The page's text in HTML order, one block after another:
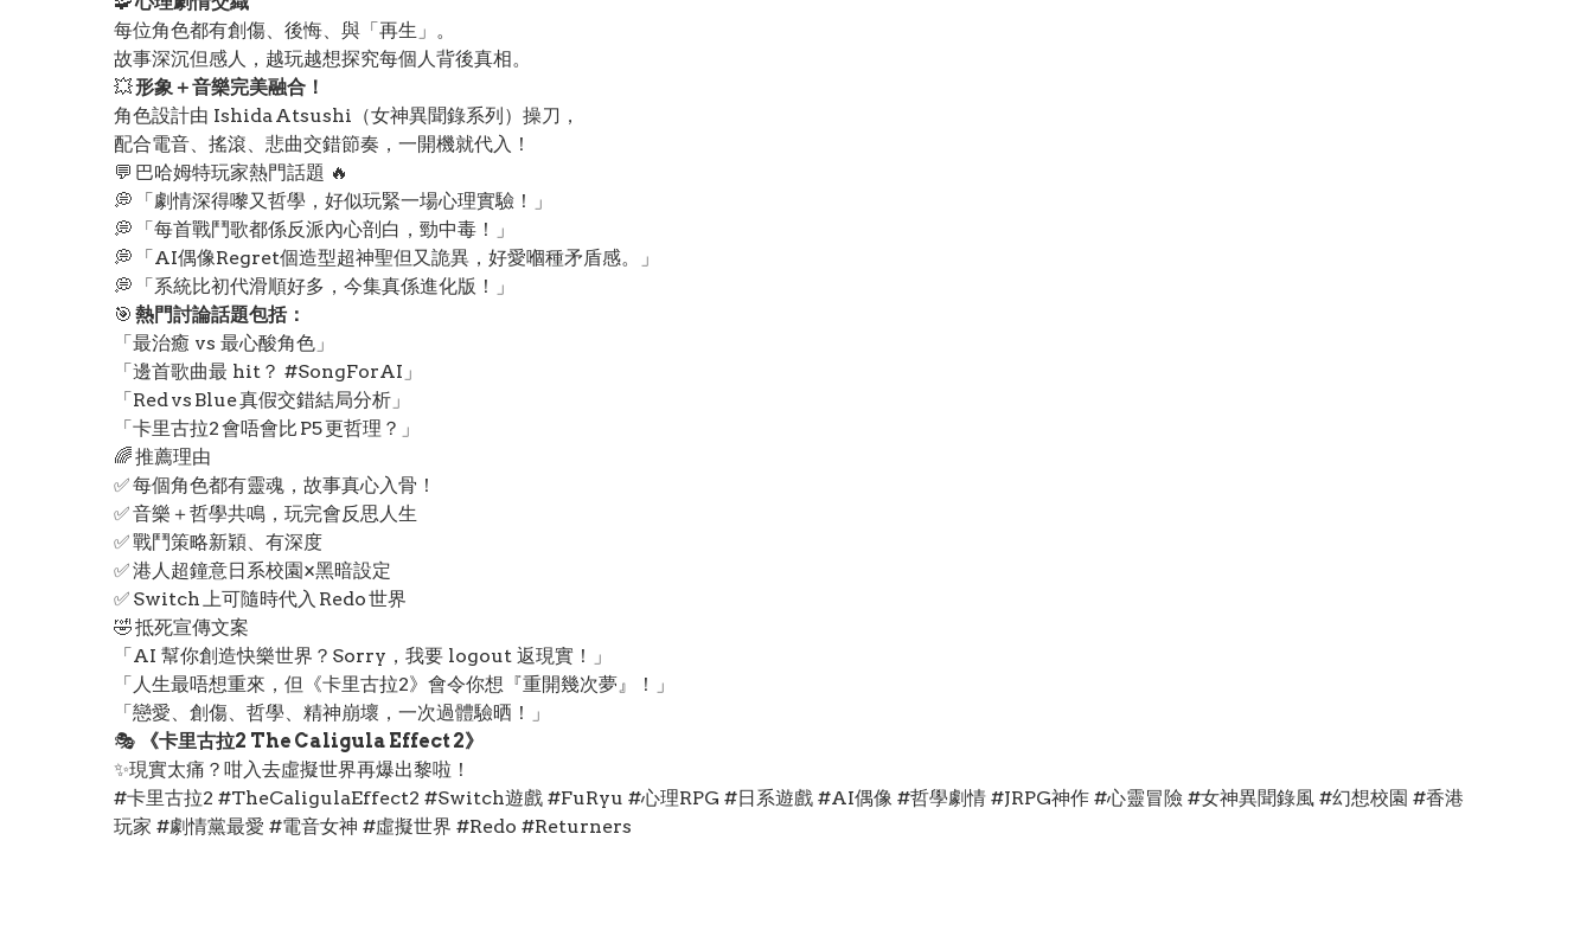
每位角色都有創傷、後悔、與「再生」。
故事深沉但感人，越玩越想探究每個人背後真相。
💥形象＋音樂完美融合！
角色設計由 Ishida Atsushi（女神異聞錄系列）操刀，
配合電音、搖滾、悲曲交錯節奏，一開機就代入！
💬 巴哈姆特玩家熱門話題 🔥
💭 「劇情深得嚟又哲學，好似玩緊一場心理實驗！」
💭 「每首戰鬥歌都係反派內心剖白，勁中毒！」
💭 「AI偶像Regret個造型超神聖但又詭異，好愛嗰種矛盾感。」
💭 「系統比初代滑順好多，今集真係進化版！」
🎯 熱門討論話題包括：
「最治癒 vs 最心酸角色」
「邊首歌曲最 hit？ #SongForAI」
「Red vs Blue 真假交錯結局分析」
「卡里古拉2 會唔會比 P5 更哲理？」
🌈 推薦理由
✅ 每個角色都有靈魂，故事真心入骨！
✅ 音樂＋哲學共鳴，玩完會反思人生
✅ 戰鬥策略新穎、有深度
✅ 港人超鐘意日系校園×黑暗設定
✅ Switch 上可隨時代入 Redo 世界
🤣 抵死宣傳文案
「AI 幫你創造快樂世界？Sorry，我要 logout 返現實！」
「人生最唔想重來，但《卡里古拉2》會令你想『重開幾次夢』！」
「戀愛、創傷、哲學、精神崩壞，一次過體驗晒！」
🎭
《卡里古拉2 The Caligula Effect 2》
✨現實太痛？咁入去虛擬世界再爆出黎啦！
#卡里古拉2 #TheCaligulaEffect2 #Switch遊戲 #FuRyu #心理RPG #日系遊戲 #AI偶像 #哲學劇情 #JRPG神作 #心靈冒險 #女神異聞錄風 #幻想校園 #香港
玩家 #劇情黨最愛 #電音女神 #虛擬世界 #Redo #Returners